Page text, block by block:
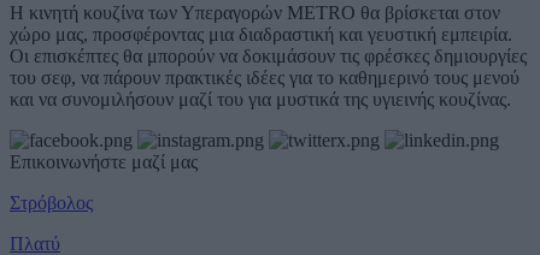
Η κινητή κουζίνα των Υπεραγορών METRO θα βρίσκεται στον
χώρο μας, προσφέροντας μια διαδραστική και γευστική εμπειρία.
Οι επισκέπτες θα μπορούν να δοκιμάσουν τις φρέσκες δημιουργίες
του σεφ, να πάρουν πρακτικές ιδέες για το καθημερινό τους μενού
και να συνομιλήσουν μαζί του για μυστικά της υγιεινής κουζίνας.
Επικοινωνήστε μαζί μας
Στρόβολος
Πλατύ